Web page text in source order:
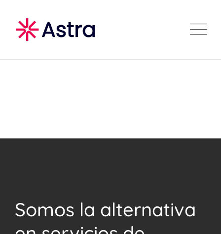
content
Somos la alternativa